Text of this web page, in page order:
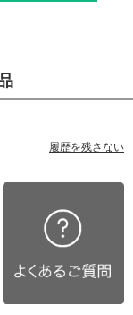
履歴を残さない